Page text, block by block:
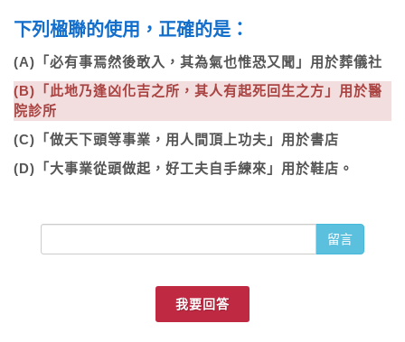
下列楹聯的使用，正確的是：
(A)「必有事焉然後敢入，其為氣也惟恐又聞」用於葬儀社
(B)「此地乃逢凶化吉之所，其人有起死回生之方」用於醫
院診所
(C)「做天下頭等事業，用人間頂上功夫」用於書店
(D)「大事業從頭做起，好工夫自手練來」用於鞋店。
留言
我要回答